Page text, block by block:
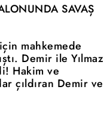
SAVAŞ
mahkemede
Demir ile Yılmaz
Hakim ve
çıldıran Demir ve